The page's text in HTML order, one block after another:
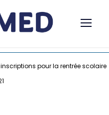
inscriptions pour la rentrée scolaire